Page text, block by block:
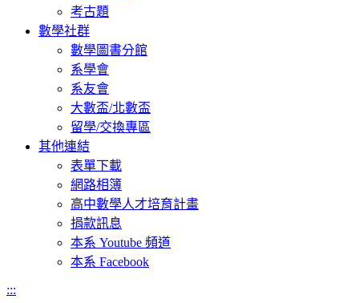
考古題
數學社群
數學圖書分館
系學會
系友會
大數盃/北數盃
留學/交換專區
其他連結
表單下載
網路相簿
高中數學人才培育計畫
捐款訊息
本系 Youtube 頻道
本系 Facebook
:::